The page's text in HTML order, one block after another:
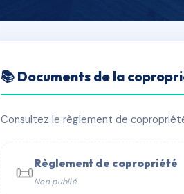
AE2920031
📍 23 Chemin du Ninguert 57525
📞 Contacter Syndic Digital
📚 Documents de la
Consultez le règlement de
📜Règlement de copropriété
Non publié